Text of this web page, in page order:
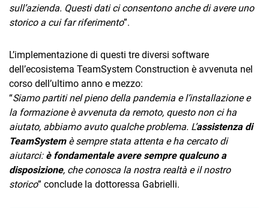
sull’azienda. Questi dati ci consentono anche di avere uno
storico a cui far riferimento”.
L’implementazione di questi tre diversi software
dell’ecosistema TeamSystem Construction è avvenuta nel
corso dell’ultimo anno e mezzo:
“Siamo partiti nel pieno della pandemia e l’installazione e
la formazione è avvenuta da remoto, questo non ci ha
aiutato, abbiamo avuto qualche problema. L’assistenza di
TeamSystemè sempre stata attenta e ha cercato di
aiutarci: è fondamentale avere sempre qualcuno a
disposizione, che conosca la nostra realtà e il nostro
storico” conclude la dottoressa Gabrielli.